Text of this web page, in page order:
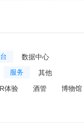
数据中心
服务 其他
体验 酒管 博物馆